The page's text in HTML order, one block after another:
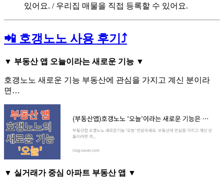
있어요. / 우리집 매물을 직접 등록할 수 있어요.
📲 호갱노노 사용 후기⤴️
▼ 부동산 앱 오늘이라는 새로운 기능 ▼
호갱노노 새로운 기능 부동산에 관심을 가지고 계신 분이라
면…
▼ 실거래가 중심 아파트 부동산 앱 ▼